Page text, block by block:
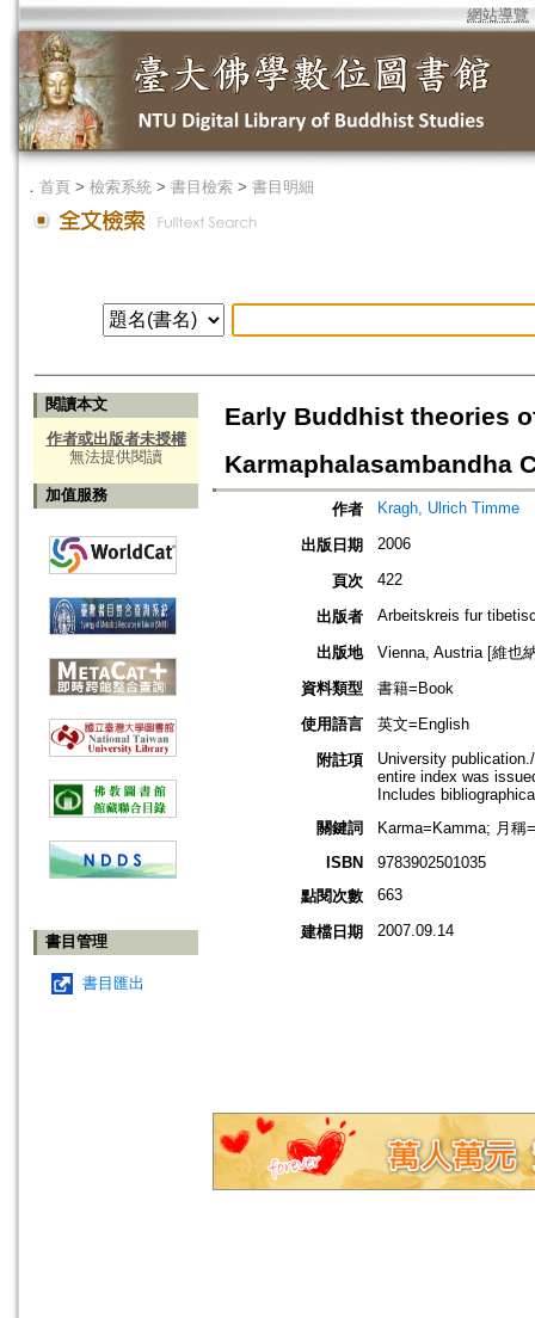
網站導覽
． 首頁 > 檢索系統 > 書目檢索 > 書目明細
閱讀本文
作者或出版者未授權
無法提供閱讀
加值服務
書目管理
書目匯出
Early Buddhist theories
Karmaphalasambandha
作者 Kragh, Ulrich Timme
出版日期 2006
頁次 422
出版者 Arbeitskreis fur
出版地
Vienna, Austria [維也
資料類型
書籍=Book
使用語言
英文=English
附註項
University
entire index was
Includes
關鍵詞
Karma=Kamma; 月稱
ISBN
9783902501035
點閱次數
663
建檔日期 2007.09.14